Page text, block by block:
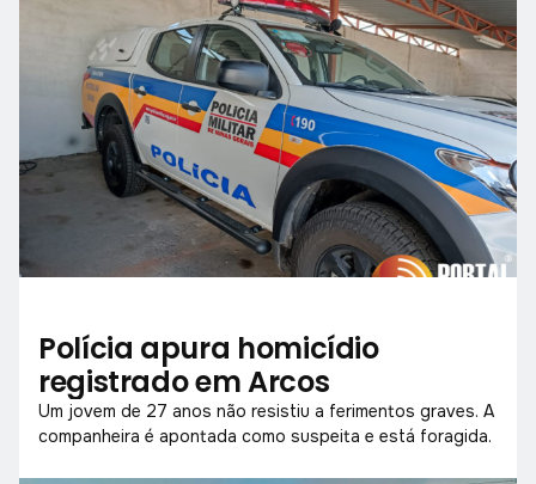
Polícia apura homicídio
registrado em Arcos
Um jovem de 27 anos não resistiu a ferimentos graves. A
companheira é apontada como suspeita e está foragida.